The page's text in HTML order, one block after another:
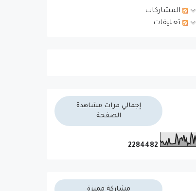
المشاركات
تعليقات
إجمالي مرات مشاهدة
الصفحة
2284482
مشاركة مميزة